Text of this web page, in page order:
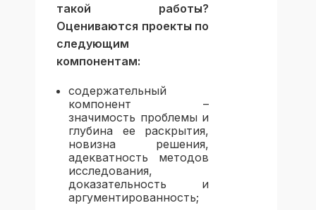
такой работы?
Оцениваются проекты по
следующим
компонентам:
содержательный
компонент –
значимость проблемы и
глубина ее раскрытия,
новизна решения,
адекватность методов
исследования,
доказательность и
аргументированность;